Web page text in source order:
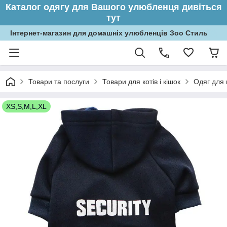
Каталог одягу для Вашого улюбленця дивіться
тут
Інтернет-магазин для домашніх улюбленців Зоо Стиль
Товари та послуги Товари для котів і кішок Одяг для
XS,S,M,L,XL